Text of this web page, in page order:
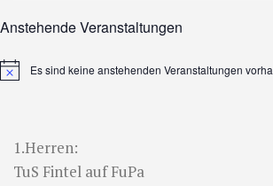
Anstehende Veranstaltungen
HinweisEs sind keine anstehenden Veranstaltungen
1.Herren:
TuS Fintel auf FuPa